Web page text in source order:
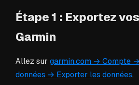
Étape 1 : Exportez
Garmin
Allez sur garmin.com → Compte
données → Exporter les données.